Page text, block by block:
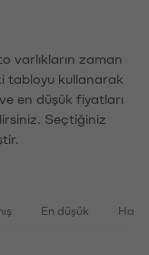
varlıkların zaman
tabloyu kullanarak
en düşük fiyatları
Seçtiğiniz
En düşük